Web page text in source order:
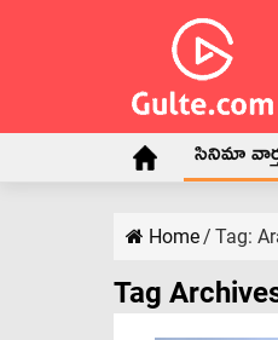
సినిమా
Home/ Tag:
Tag